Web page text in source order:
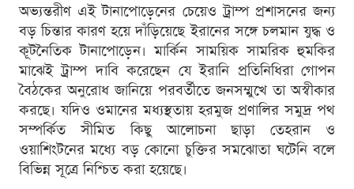
অভ্যন্তরীণ এই টানাপোড়েনের চেয়েও ট্রাম্প প্রশাসনের জন্য
বড় চিন্তার কারণ হয়ে দাঁড়িয়েছে ইরানের সঙ্গে চলমান যুদ্ধ ও
কূটনৈতিক টানাপোড়েন। মার্কিন সাময়িক সামরিক হুমকির
মাঝেই ট্রাম্প দাবি করেছেন যে ইরানি প্রতিনিধিরা গোপন
বৈঠকের অনুরোধ জানিয়ে পরবর্তীতে জনসম্মুখে তা অস্বীকার
করছে। যদিও ওমানের মধ্যস্থতায় হরমুজ প্রণালির সমুদ্র পথ
সম্পর্কিত সীমিত কিছু আলোচনা ছাড়া তেহরান ও
ওয়াশিংটনের মধ্যে বড় কোনো চুক্তির সমঝোতা ঘটেনি বলে
বিভিন্ন সূত্রে নিশ্চিত করা হয়েছে।